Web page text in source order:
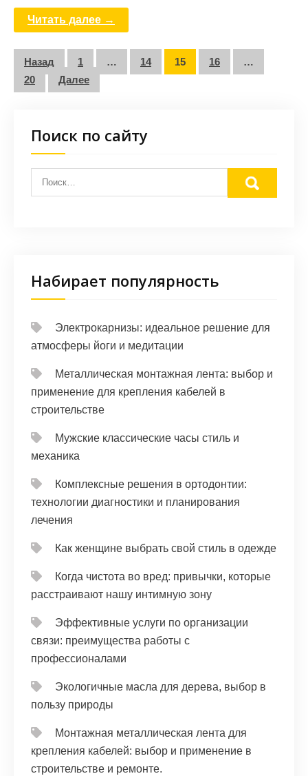
Читать далее →
Пагинация
записей
Назад 1 … 14 15 16
…
20
Далее
Поиск по сайту
Набирает популярность
Электрокарнизы: идеальное решение для
атмосферы йоги и медитации
Металлическая монтажная лента: выбор и
применение для крепления кабелей в
строительстве
Мужские классические часы стиль и
механика
Комплексные решения в ортодонтии:
технологии диагностики и планирования
лечения
Как женщине выбрать свой стиль в одежде
Когда чистота во вред: привычки, которые
расстраивают нашу интимную зону
Эффективные услуги по организации
связи: преимущества работы с
профессионалами
Экологичные масла для дерева, выбор в
пользу природы
Монтажная металлическая лента для
крепления кабелей: выбор и применение в
строительстве и ремонте.